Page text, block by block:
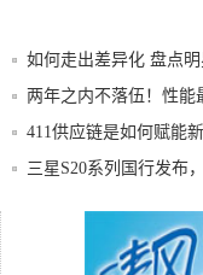
如何走出差异化 盘点
两年之内不落伍！性能
机推荐
411供应链是如何赋能
三星S20系列国行发布
小米10真机图终于出来